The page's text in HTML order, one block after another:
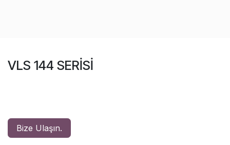
VLS 144 SERİSİ
Bize Ulaşın.